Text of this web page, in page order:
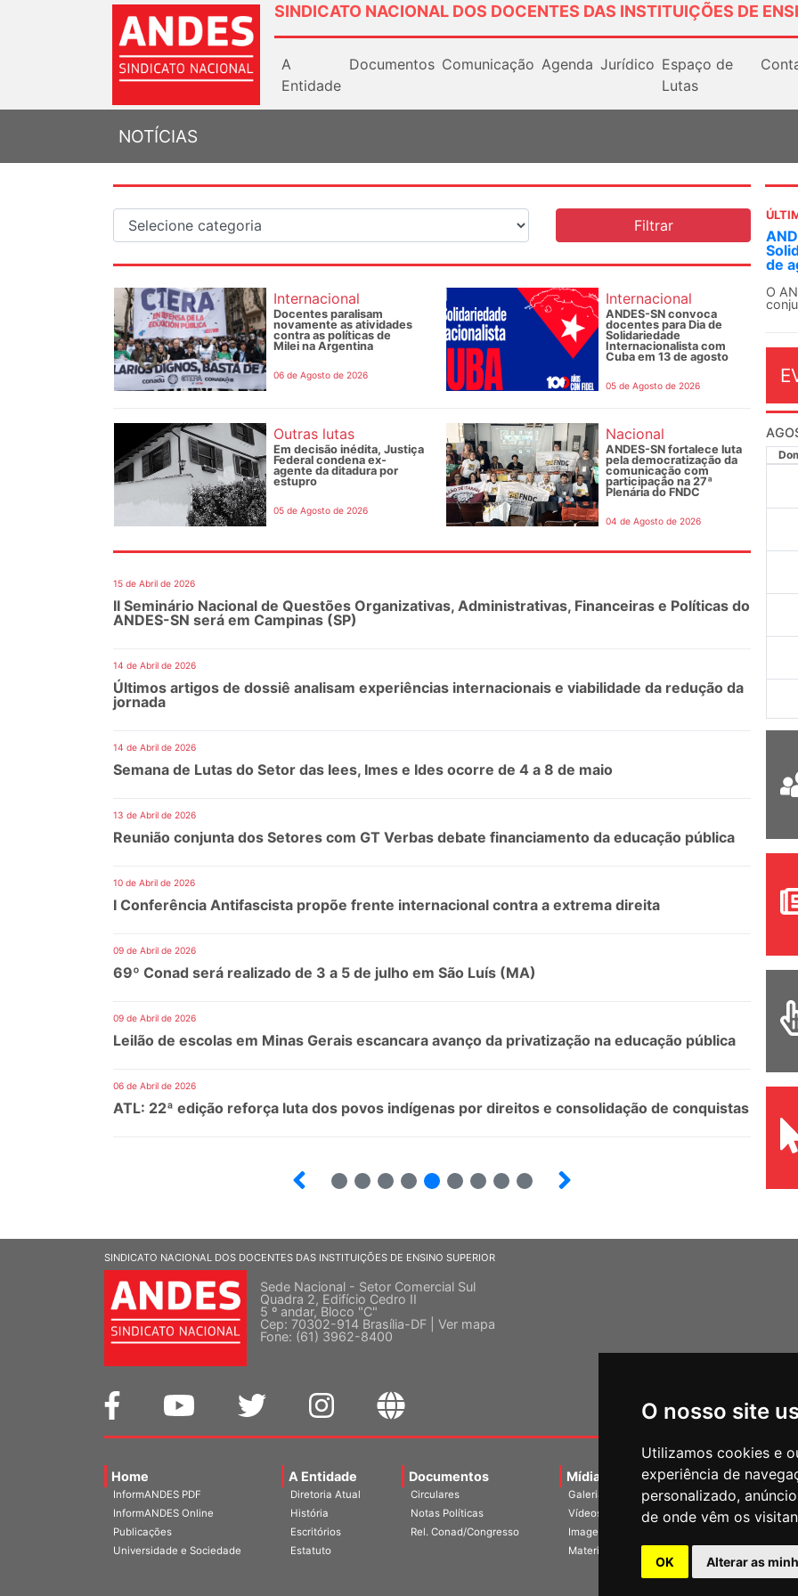
O nosso site
Utilizamos cookies e
experiência de
personalizado,
de onde vêm os
OK Alterar as
SINDICATO NACIONAL DOS DOCENTES DAS INSTITUIÇÕES DE
A
Entidade
Documentos Comunicação Agenda Jurídico Espaço de
Lutas
NOTÍCIAS
Internacional
Docentes paralisam
novamente as atividades
contra as políticas de
Milei na Argentina
06 de Agosto de 2026
Internacional
ANDES-SN convoca
docentes para Dia de
Solidariedade
Internacionalista com
Cuba em 13 de agosto
05 de Agosto de 2026
Outras lutas
Em decisão inédita, Justiça
Federal condena ex-
agente da ditadura por
estupro
05 de Agosto de 2026
Nacional
ANDES-SN fortalece luta
pela democratização da
comunicação com
participação na 27ª
Plenária do FNDC
04 de Agosto de 2026
15 de Abril de 2026
II Seminário Nacional de Questões Organizativas, Administrativas, Financeiras e Políticas do
ANDES-SN será em Campinas (SP)
14 de Abril de 2026
Últimos artigos de dossiê analisam experiências internacionais e viabilidade da redução da
jornada
14 de Abril de 2026
Semana de Lutas do Setor das Iees, Imes e Ides ocorre de 4 a 8 de maio
13 de Abril de 2026
Reunião conjunta dos Setores com GT Verbas debate financiamento da educação pública
10 de Abril de 2026
I Conferência Antifascista propõe frente internacional contra a extrema direita
09 de Abril de 2026
69º Conad será realizado de 3 a 5 de julho em São Luís (MA)
09 de Abril de 2026
Leilão de escolas em Minas Gerais escancara avanço da privatização na educação pública
06 de Abril de 2026
ATL: 22ª edição reforça luta dos povos indígenas por direitos e consolidação de conquistas
de
O
SINDICATO NACIONAL DOS DOCENTES DAS INSTITUIÇÕES DE ENSINO SUPERIOR
Sede Nacional - Setor Comercial Sul
Quadra 2, Edifício Cedro II
5 º andar, Bloco "C"
Cep: 70302-914 Brasília-DF |
Home
InformANDES PDF
InformANDES Online
Publicações
A Entidade
Diretoria Atual
História
Escritórios
Documentos
Circulares
Notas Políticas
Mídias
Galerias
Vídeos
Imagens
Agenda